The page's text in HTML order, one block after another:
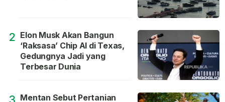
2 Elon Musk Akan Bangun
‘Raksasa’ Chip AI di Texas,
Gedungnya Jadi yang
Terbesar Dunia
Mentan Sebut Pertanian